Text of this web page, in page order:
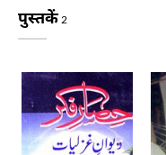
पुस्तकें 2